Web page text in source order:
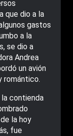
que dio a la
gastos
a la
se dio a
Andrea
un avión
romántico.
contienda
la hoy
fue